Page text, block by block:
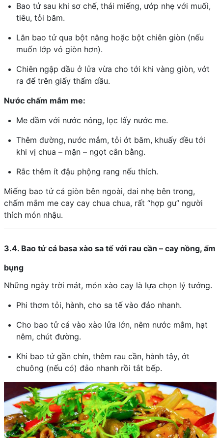
Bao tử sau khi sơ chế, thái miếng, ướp nhẹ với muối,
tiêu, tỏi băm.
Lăn bao tử qua bột năng hoặc bột chiên giòn (nếu
muốn lớp vỏ giòn hơn).
Chiên ngập dầu ở lửa vừa cho tới khi vàng giòn, vớt
ra để trên giấy thấm dầu.
Nước chấm mắm me:
Me dầm với nước nóng, lọc lấy nước me.
Thêm đường, nước mắm, tỏi ớt băm, khuấy đều tới
khi vị chua – mặn – ngọt cân bằng.
Rắc thêm ít đậu phộng rang nếu thích.
Miếng bao tử cá giòn bên ngoài, dai nhẹ bên trong,
chấm mắm me cay cay chua chua, rất “hợp gu” người
thích món nhậu.
3.4. Bao tử cá basa xào sa tế với rau cần – cay nồng, ấm
bụng
Những ngày trời mát, món xào cay là lựa chọn lý tưởng.
Phi thơm tỏi, hành, cho sa tế vào đảo nhanh.
Cho bao tử cá vào xào lửa lớn, nêm nước mắm, hạt
nêm, chút đường.
Khi bao tử gần chín, thêm rau cần, hành tây, ớt
chuông (nếu có) đảo nhanh rồi tắt bếp.